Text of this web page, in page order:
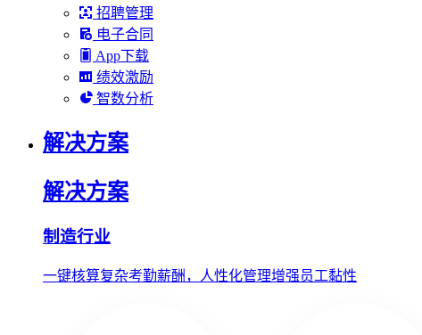
招聘管理
电子合同
App下载
绩效激励
智数分析
解决方案
解决方案
制造行业
一键核算复杂考勤薪酬，人性化管理增强员工黏性